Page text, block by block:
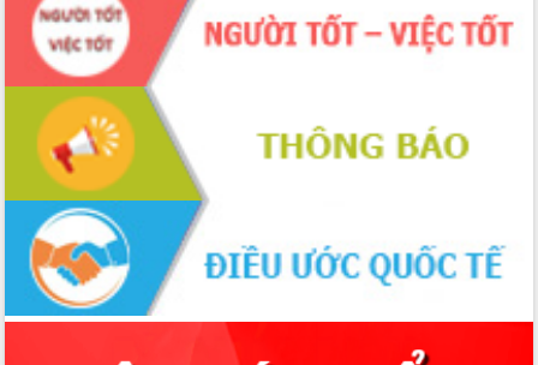
Tập huấn nâng cao năng lực triển khai
chuyển đổi số cho cán bộ, công chức
cấp xã
Đắk Lắk phát động hưởng ứng Ngày
Quyền của người tiêu dùng Việt Nam
2026
Đẩy mạnh cải cách hành chính, quyết
tâm đạt được mục tiêu tăng trưởng
hai con số trong năm 2026
Tổ chức trang trọng Lễ hội Đền thờ
Lương Văn Chánh năm 2026
Phó Bí thư Tỉnh ủy Đắk Lắk Đỗ Hữu
Huy giữ chức Bí thư Đảng ủy Ủy Ban